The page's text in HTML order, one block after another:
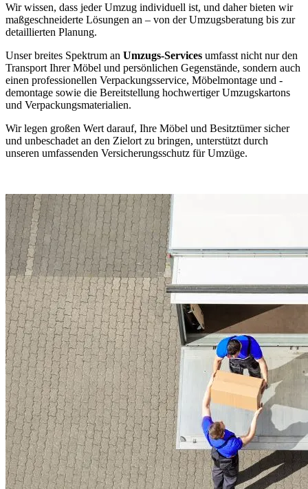
Wir wissen, dass jeder Umzug individuell ist, und daher bieten wir
maßgeschneiderte Lösungen an – von der Umzugsberatung bis zur
detaillierten Planung.
Unser breites Spektrum an Umzugs-Services umfasst nicht nur den
Transport Ihrer Möbel und persönlichen Gegenstände, sondern auch
einen professionellen Verpackungsservice, Möbelmontage und -
demontage sowie die Bereitstellung hochwertiger Umzugskartons
und Verpackungsmaterialien.
Wir legen großen Wert darauf, Ihre Möbel und Besitztümer sicher
und unbeschadet an den Zielort zu bringen, unterstützt durch
unseren umfassenden Versicherungsschutz für Umzüge.